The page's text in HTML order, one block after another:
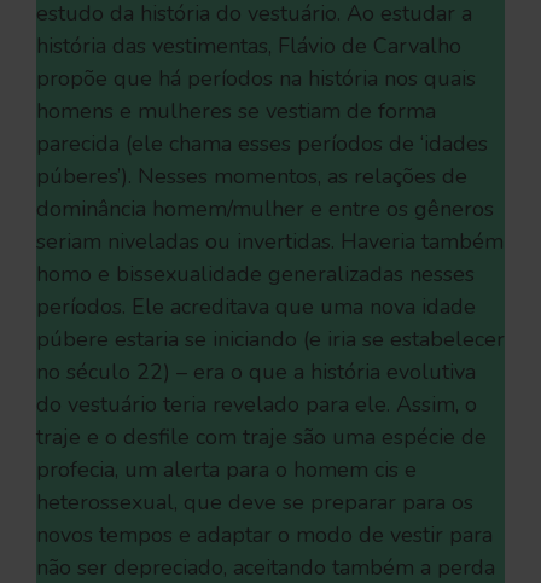
estudo da história do vestuário. Ao estudar a
história das vestimentas, Flávio de Carvalho
propõe que há períodos na história nos quais
homens e mulheres se vestiam de forma
parecida (ele chama esses períodos de ‘idades
púberes’). Nesses momentos, as relações de
dominância homem/mulher e entre os gêneros
seriam niveladas ou invertidas. Haveria também
homo e bissexualidade generalizadas nesses
períodos. Ele acreditava que uma nova idade
púbere estaria se iniciando (e iria se estabelecer
no século 22) – era o que a história evolutiva
do vestuário teria revelado para ele. Assim, o
traje e o desfile com traje são uma espécie de
profecia, um alerta para o homem cis e
heterossexual, que deve se preparar para os
novos tempos e adaptar o modo de vestir para
não ser depreciado, aceitando também a perda